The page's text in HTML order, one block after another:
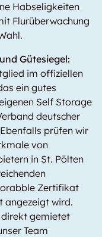
Habseligkeiten
Flurüberwachung
Gütesiegel:
im offiziellen
ein gutes
Self Storage
deutscher
prüfen wir
von
in St. Pölten
Zertifikat
angezeigt wird.
gemietet
Team